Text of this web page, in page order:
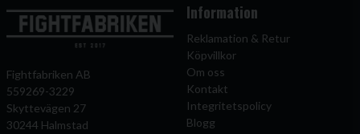
Fightfabriken AB
559269-3229
Skyttevägen 27
30244 Halmstad
Information
Reklamation & Retur
Köpvillkor
Om oss
Kontakt
Integritetspolicy
Blogg